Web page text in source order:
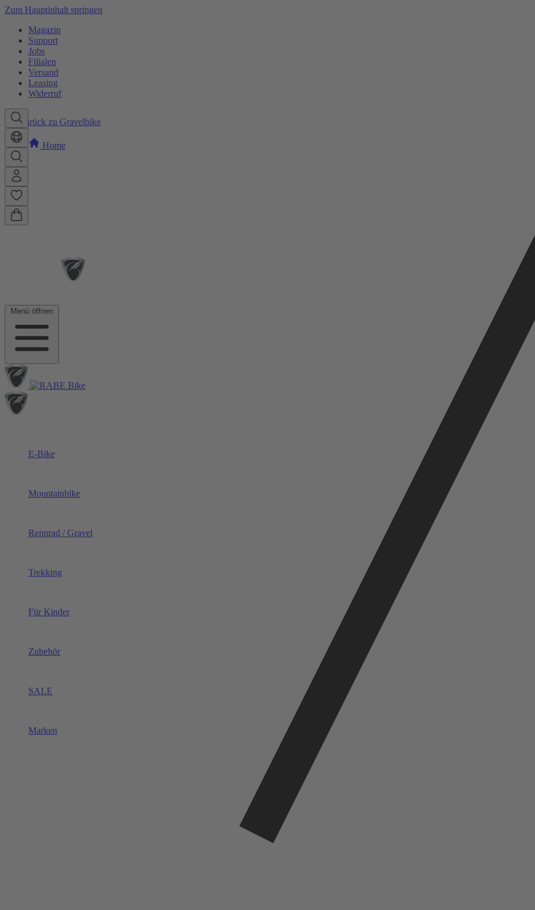
Zum Hauptinhalt springen
Magazin
Support
Jobs
Filialen
Versand
Leasing
Widerruf
Menü öffnen
E-Bike
Mountainbike
Rennrad / Gravel
Trekking
Für Kinder
Zubehör
SALE
Marken
Zurück zu Gravelbike
Home